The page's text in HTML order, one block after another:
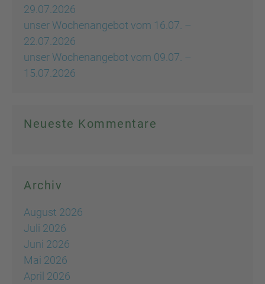
29.07.2026
unser Wochenangebot vom 16.07. –
22.07.2026
unser Wochenangebot vom 09.07. –
15.07.2026
Neueste Kommentare
Archiv
August 2026
Juli 2026
Juni 2026
Mai 2026
April 2026